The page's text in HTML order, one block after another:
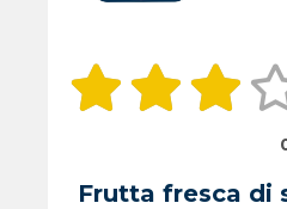
Frutta fresca di